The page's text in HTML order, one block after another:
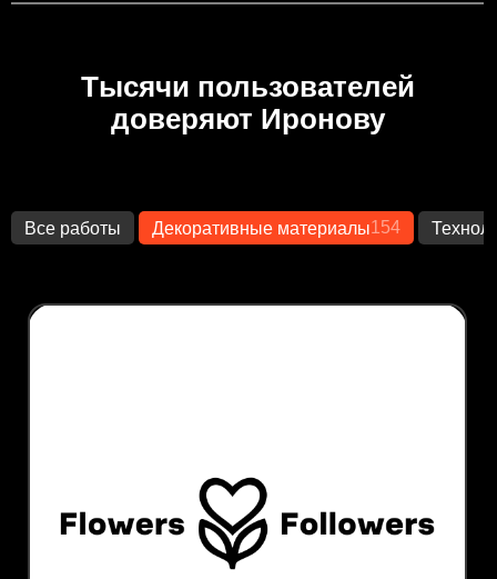
Тысячи пользователей
доверяют Иронову
Все работы Декоративные материалы154